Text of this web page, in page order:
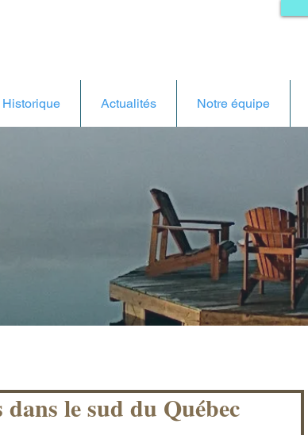
Historique Actualités Notre équipe
le sud du Québec